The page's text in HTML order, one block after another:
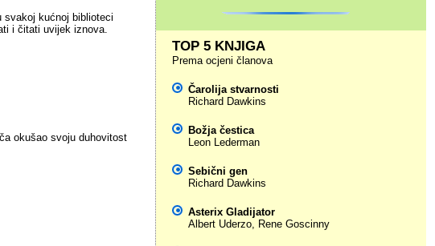
svakoj kućnoj biblioteci
i čitati uvijek iznova.
okušao svoju duhovitost
TOP 5 KNJIGA
Prema ocjeni članova
Čarolija stvarnosti
Richard Dawkins
Božja čestica
Leon Lederman
Sebični gen
Richard Dawkins
Asterix Gladijator
Albert Uderzo, Rene Goscinny